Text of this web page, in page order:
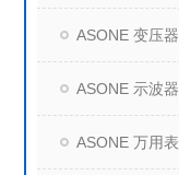
ASONE 变压器
ASONE 示波器
ASONE 万用表